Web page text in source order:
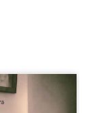
vies de
est un